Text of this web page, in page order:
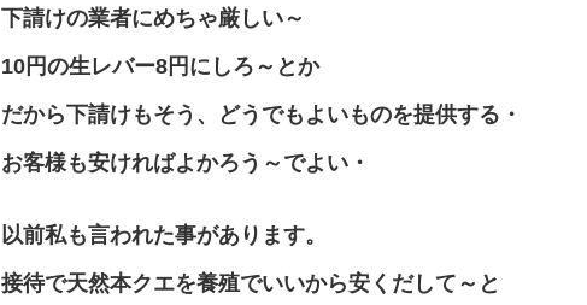
下請けの業者にめちゃ厳しい～
10円の生レバー8円にしろ～とか
だから下請けもそう、どうでもよいものを提供する・
お客様も安ければよかろう～でよい・
以前私も言われた事があります。
接待で天然本クエを養殖でいいから安くだして～と